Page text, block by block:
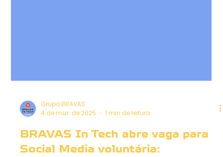
Grupo BRAVAS
4 de mar. de 2025
1 min de leitura